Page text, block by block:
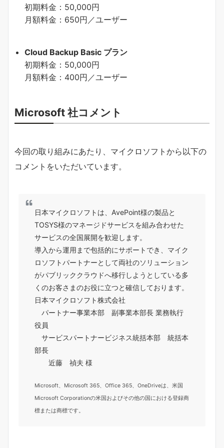
初期料金：50,000円
月額料金：650円／ユーザー
Cloud Backup Basic プラン
初期料金：50,000円
月額料金：400円／ユーザー
Microsoft 社コメント
今回の取り組みにあたり、マイクロソフトから以下の
コメントをいただいています。
日本マイクロソフトは、AvePoint様の製品と
TOSYS様のマネージドサービスを組み合わせた
サービスの全国展開を歓迎します。
導入から運用まで包括的にサポートでき、マイク
ロソフトパートナーとして両社のソリューション
がパブリッククラウドへ移行しようとしている多
くのお客さまのお役に立つと確信しております。
日本マイクロソフト株式会社
パートナー事業本部 副事業本部長 業務執行
役員
サービスパートナービジネス統括本部 統括本
部長
近藤 禎夫 様
Microsoft、Microsoft 365、Office 365、OneDriveは、米国
Microsoft Corporationの米国およびその他の国における登録商
標または商標です。